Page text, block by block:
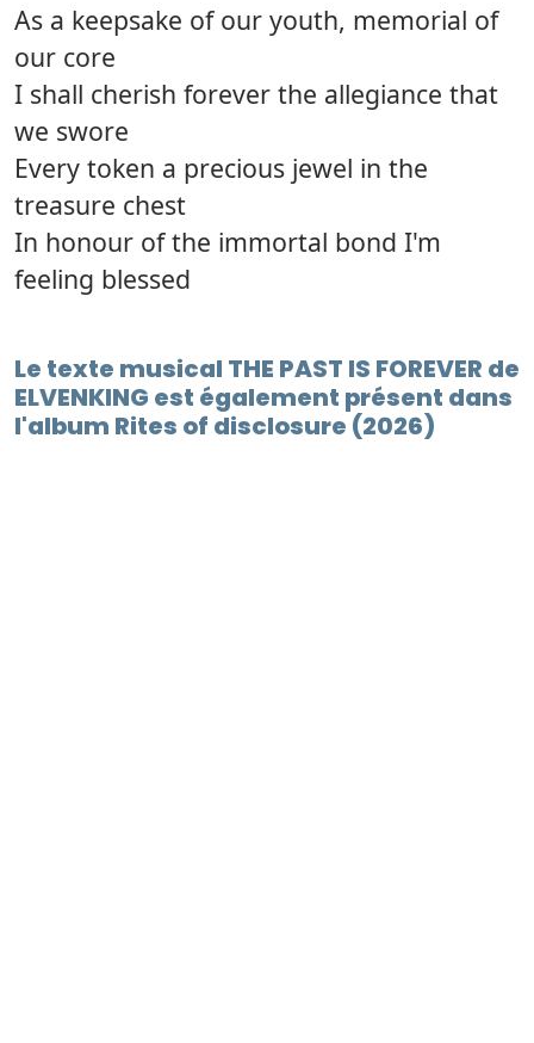
As a keepsake of our youth, memorial of
our core
I shall cherish forever the allegiance that
we swore
Every token a precious jewel in the
treasure chest
In honour of the immortal bond I'm
feeling blessed
Le texte musical THE PAST IS FOREVER de
ELVENKING est également présent dans
l'album Rites of disclosure (2026)